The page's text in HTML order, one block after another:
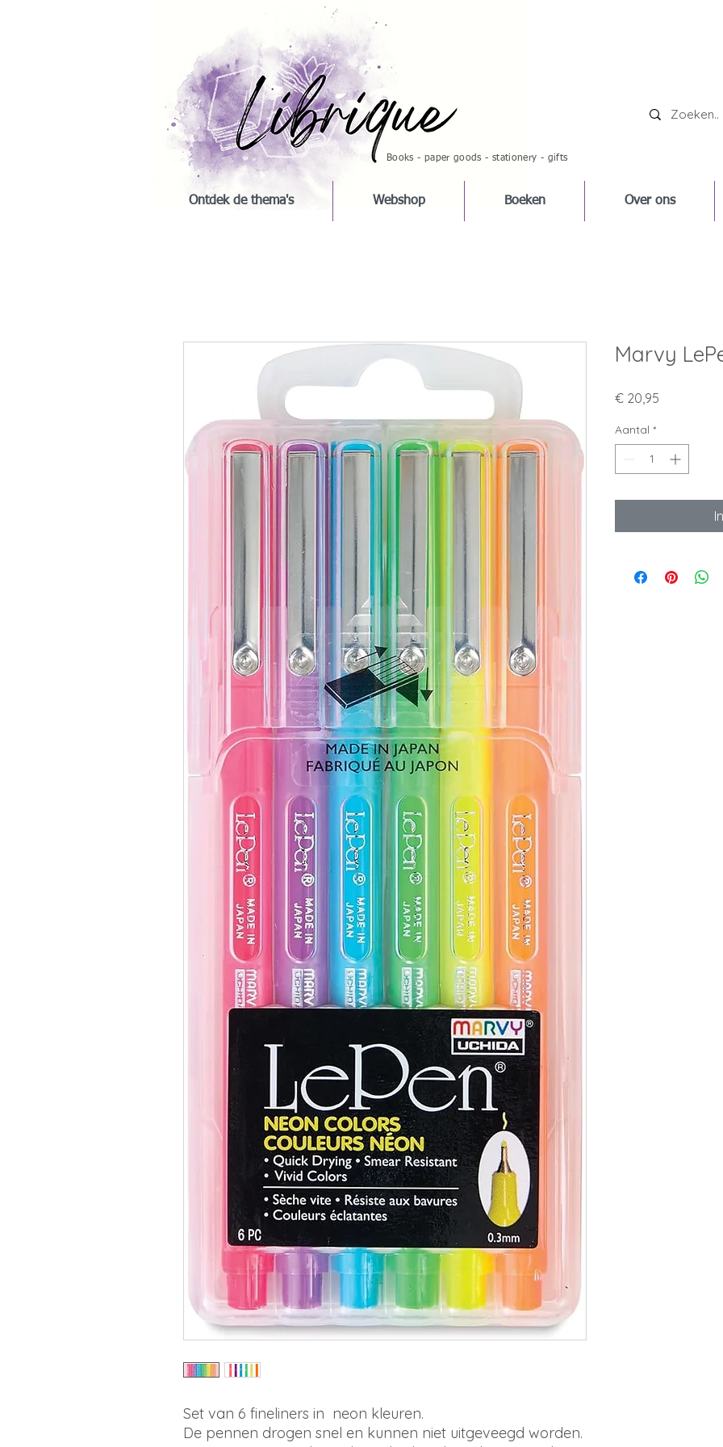
Ontdek de thema's Webshop Boeken Over ons
Books - paper goods - stationery - gifts
Set van 6 fineliners in neon kleuren.
De pennen drogen snel en kunnen niet uitgeveegd worden.
Marvy
€ 20,95
Aantal *